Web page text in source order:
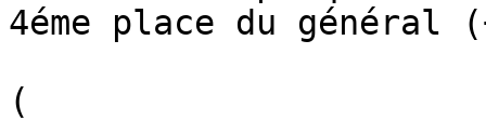
4éme place du général
(